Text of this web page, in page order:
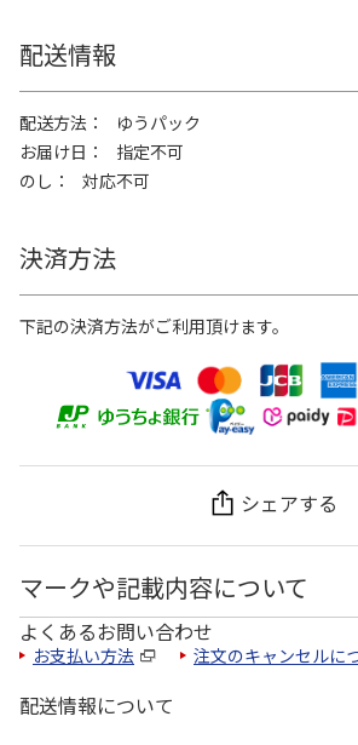
配送情報
配送方法
ゆうパック
お届け日
指定不可
のし
対応不可
決済方法
下記の決済方法がご利用頂けます。
シェアする
マークや記載内容について
よくあるお問い合わせ
お支払い方法 注文のキャンセルに
配送情報について